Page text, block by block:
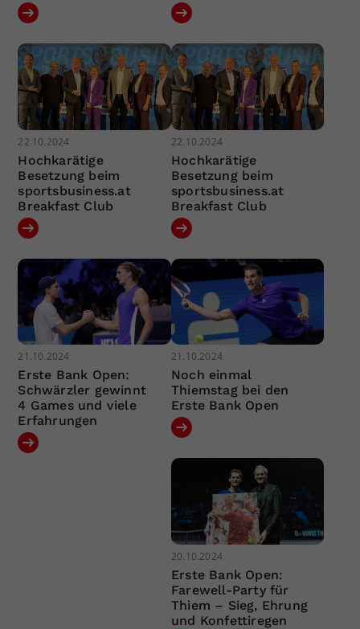
22.10.2024
Hochkarätige
Besetzung beim
sportsbusiness.at
Breakfast Club
22.10.2024
Hochkarätige
Besetzung beim
sportsbusiness.at
Breakfast Club
21.10.2024
Erste Bank Open:
Schwärzler gewinnt
4 Games und viele
Erfahrungen
21.10.2024
Noch einmal
Thiemstag bei den
Erste Bank Open
20.10.2024
Erste Bank Open:
Farewell-Party für
Thiem – Sieg, Ehrung
und Konfettiregen